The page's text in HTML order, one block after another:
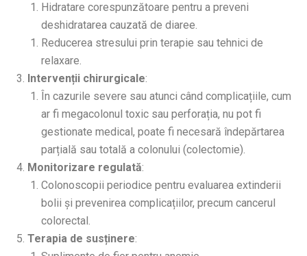
Hidratare corespunzătoare pentru a preveni
deshidratarea cauzată de diaree.
Reducerea stresului prin terapie sau tehnici de
relaxare.
Intervenții chirurgicale:
În cazurile severe sau atunci când complicațiile, cum
ar fi megacolonul toxic sau perforația, nu pot fi
gestionate medical, poate fi necesară îndepărtarea
parțială sau totală a colonului (colectomie).
Monitorizare regulată:
Colonoscopii periodice pentru evaluarea extinderii
bolii și prevenirea complicațiilor, precum cancerul
colorectal.
Terapia de susținere: